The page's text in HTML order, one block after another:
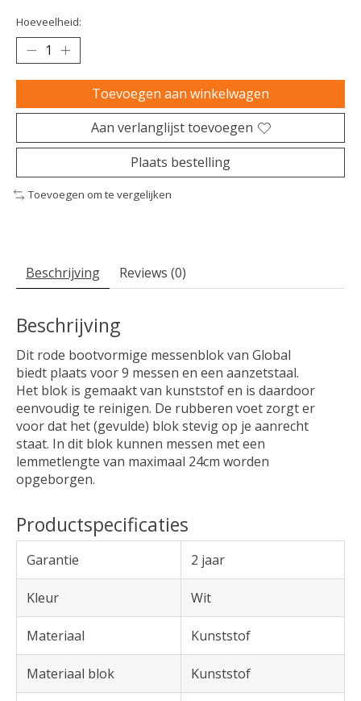
Hoeveelheid:
Toevoegen aan winkelwagen
Aan verlanglijst toevoegen
Plaats bestelling
Toevoegen om te vergelijken
Beschrijving Reviews (0)
Beschrijving
Dit rode bootvormige messenblok van Global
biedt plaats voor 9 messen en een aanzetstaal.
Het blok is gemaakt van kunststof en is daardoor
eenvoudig te reinigen. De rubberen voet zorgt er
voor dat het (gevulde) blok stevig op je aanrecht
staat. In dit blok kunnen messen met een
lemmetlengte van maximaal 24cm worden
opgeborgen.
Productspecificaties
Garantie 2 jaar
Kleur Wit
Materiaal Kunststof
Materiaal blok Kunststof